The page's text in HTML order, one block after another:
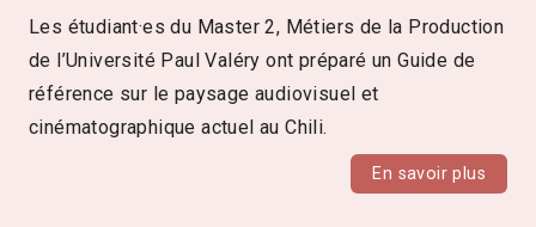
Les étudiant·es du Master 2, Métiers de la Production
de l’Université Paul Valéry ont préparé un Guide de
référence sur le paysage audiovisuel et
cinématographique actuel au Chili.
En savoir plus